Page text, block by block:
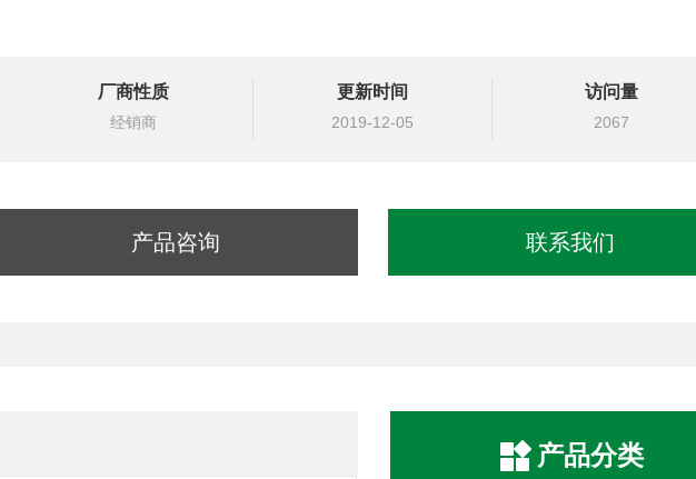
厂商性质
经销商
更新时间
2019-12-05
访问量
2067
产品咨询 联系我们
产品分类